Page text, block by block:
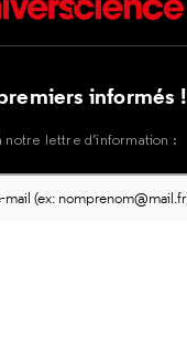
informés !
notre lettre d’information :